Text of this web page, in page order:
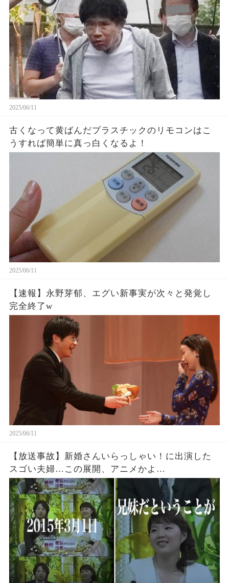
2025/06/11
古くなって黄ばんだプラスチックのリモコンはこ
うすれば簡単に真っ白くなるよ！
2025/06/11
【速報】永野芽郁、エグい新事実が次々と発覚し
完全終了w
2025/06/11
【放送事故】新婚さんいらっしゃい！に出演した
スゴい夫婦…この展開、アニメかよ…